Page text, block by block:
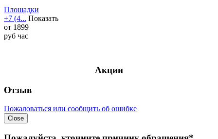
Площадки
+7 (4... Показать
от 1899
руб час
Акции
Отзыв
Пожаловаться или сообщить об ошибке
Close